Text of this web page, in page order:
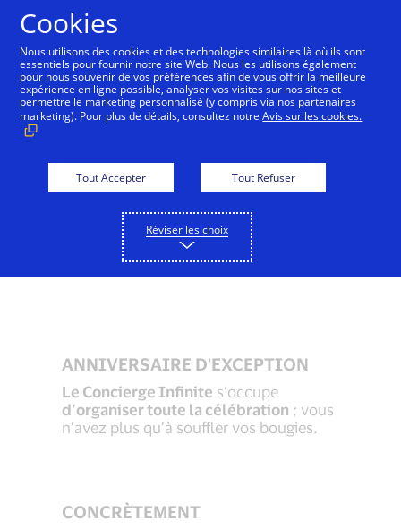
ANNIVERSAIRE D'EXCEPTION
Le Concierge Infinite s’occupe
d’organiser toute la célébration ; vous
n’avez plus qu’à souffler vos bougies.
CONCRÈTEMENT
Cookies
Nous utilisons des cookies et des technologies similaires là où ils sont
essentiels pour fournir notre site Web. Nous les utilisons également
pour nous souvenir de vos préférences afin de vous offrir la meilleure
expérience en ligne possible, analyser vos visites sur nos sites et
permettre le marketing personnalisé (y compris via nos partenaires
marketing). Pour plus de détails, consultez notreAvis sur les cookies.
Tout Accepter Tout Refuser
Réviser les choix